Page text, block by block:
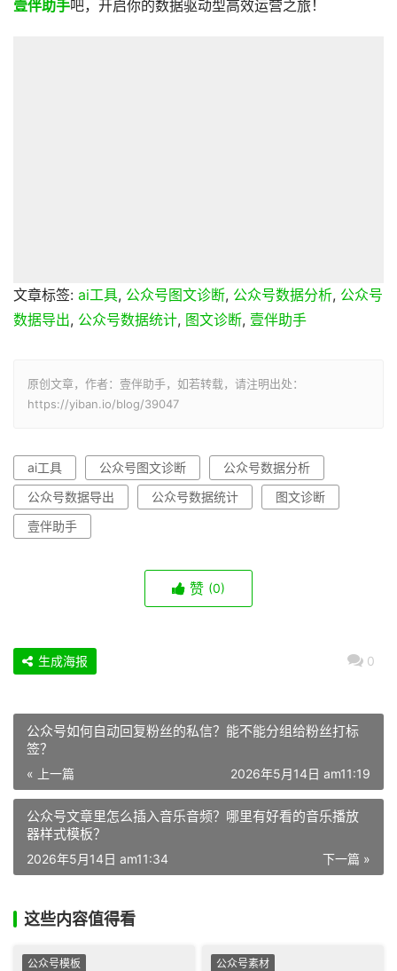
壹伴助手吧，开启你的数据驱动型高效运营之旅！
文章标签: ai工具, 公众号图文诊断, 公众号数据分析, 公众号
数据导出, 公众号数据统计, 图文诊断, 壹伴助手
原创文章，作者：壹伴助手，如若转载，请注明出处：
https://yiban.io/blog/39047
ai工具 公众号图文诊断
公众号数据分析
公众号数据导出
公众号数据统计
图文诊断
壹伴助手
赞 (0)
0
生成海报
公众号如何自动回复粉丝的私信？能不能分组给粉丝打标
签？
« 上一篇 2026年5月14日 am11:19
公众号文章里怎么插入音乐音频？哪里有好看的音乐播放
器样式模板？
下一篇 »
2026年5月14日 am11:34
这些内容值得看
公众号模板 公众号素材